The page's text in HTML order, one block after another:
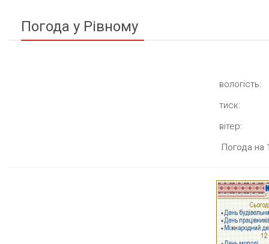
Погода у Рівному
вологість:
тиск:
вітер:
Погода на